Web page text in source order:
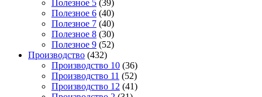
Полезное 5 (39)
Полезное 6 (40)
Полезное 7 (40)
Полезное 8 (30)
Полезное 9 (52)
Производство (432)
Производство 10 (36)
Производство 11 (52)
Производство 12 (41)